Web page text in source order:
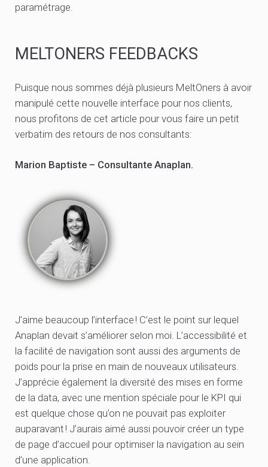
paramétrage.
MELTONERS FEEDBACKS
Puisque nous sommes déjà plusieurs MeltOners à avoir
manipulé cette nouvelle interface pour nos clients,
nous profitons de cet article pour vous faire un petit
verbatim des retours de nos consultants:
Marion Baptiste – Consultante Anaplan.
J’aime beaucoup l’interface ! C’est le point sur lequel
Anaplan devait s’améliorer selon moi. L’accessibilité et
la facilité de navigation sont aussi des arguments de
poids pour la prise en main de nouveaux utilisateurs.
J’apprécie également la diversité des mises en forme
de la data, avec une mention spéciale pour le KPI qui
est quelque chose qu’on ne pouvait pas exploiter
auparavant ! J’aurais aimé aussi pouvoir créer un type
de page d’accueil pour optimiser la navigation au sein
d’une application.